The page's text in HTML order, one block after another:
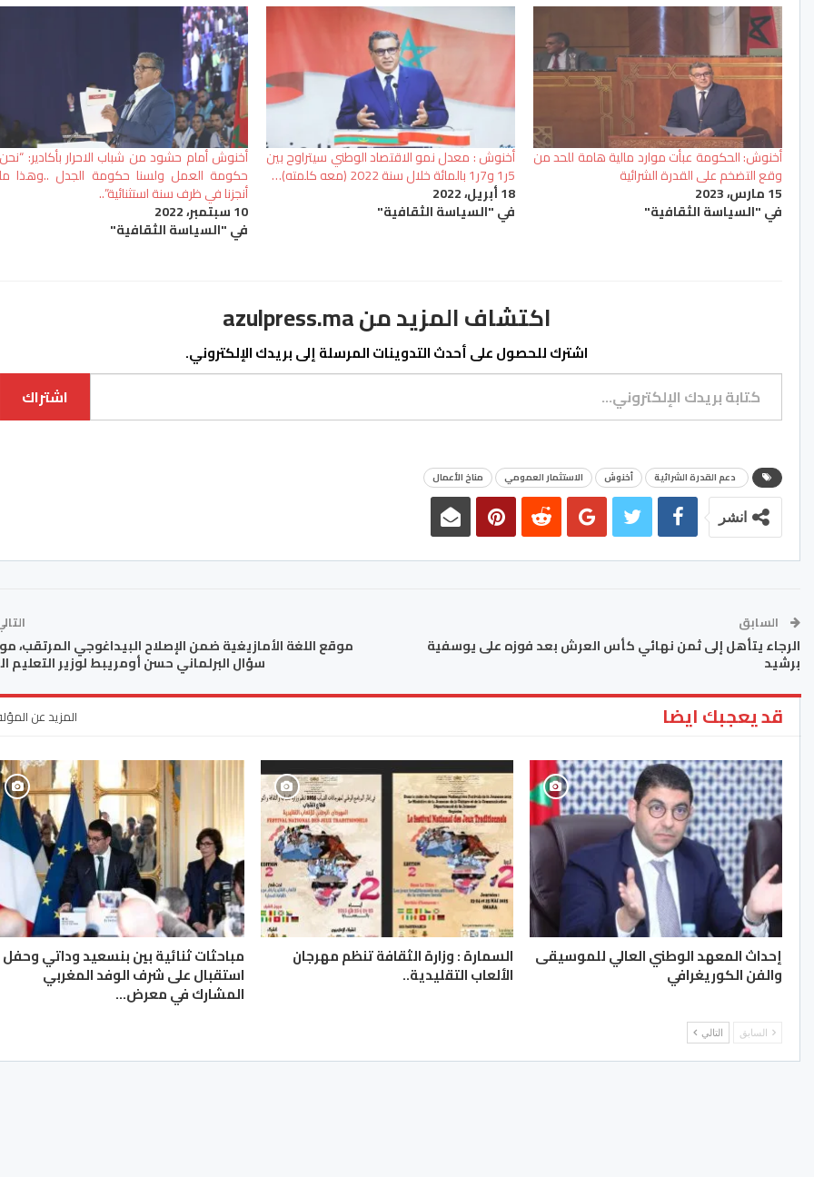
أخنوش: الحكومة عبأت موارد مالية هامة للحد من
وقع التضخم على القدرة الشرائية
15 مارس، 2023
في "السياسة الثقافية"
أخنوش : معدل نمو الاقتصاد الوطني سيتراوح بين
5ر1 و7ر1 بالمائة خلال سنة 2022 (معه كلمته)…
18 أبريل، 2022
في "السياسة الثقافية"
أخنوش أمام حشود من شباب الاحرار بأكادير: “نحن
حكومة العمل ولسنا حكومة الجدل ..وهذا ما
أنجزنا في ظرف سنة استثنائية”..
10 سبتمبر، 2022
في "السياسة الثقافية"
اكتشاف المزيد من azulpress.ma
اشترك للحصول على أحدث التدوينات المرسلة إلى بريدك الإلكتروني.
كتابة بريدك الإلكتروني...
اشتراك
دعم القدرة الشرائية أخنوش الاستثمار العمومي مناخ الأعمال
انشر
السابق
الرجاء يتأهل إلى ثمن نهائي كأس العرش بعد فوزه على يوسفية
برشيد
موقع اللغة الأمازيغية ضمن الإصلاح البيداغوجي المرتقب،
سؤال البرلماني حسن أومريبط لوزير التعليم
قد يعجبك ايضا المزيد عن
إحداث المعهد الوطني العالي للموسيقى
والفن الكوريغرافي
السمارة : وزارة الثقافة تنظم مهرجان
الألعاب التقليدية..
مباحثات ثنائية بين بنسعيد وداتي وحفل
استقبال على شرف الوفد المغربي
المشارك في معرض…
السابق التالي